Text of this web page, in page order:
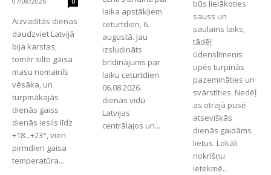
Aizvadītās dienas
daudzviet Latvijā
bija karstas,
tomēr silto gaisa
masu nomainīs
vēsāka, un
turpmākajās
dienās gaiss
dienās iesils līdz
+18...+23°, vien
pirmdien gaisa
temperatūra...
laika apstākļiem
ceturtdien, 6.
augustā. Jau
izsludināts
brīdinājums par
laiku ceturtdien
06.08.2026.
dienas vidū
Latvijas
centrālajos un...
būs lielākoties
sauss un
saulains laiks,
tādēļ
ūdenslīmenis
upēs turpinās
pazemināties un
svārstīties. Nedēļ
as otrajā pusē
atsevišķās
dienās gaidāms
lietus. Lokāli
nokrišņu
ietekmē...